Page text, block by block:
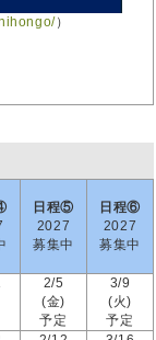
）
日程⑤
2027
募集中
日程⑥
2027
募集中
2/5
(金)
予定
3/9
(火)
予定